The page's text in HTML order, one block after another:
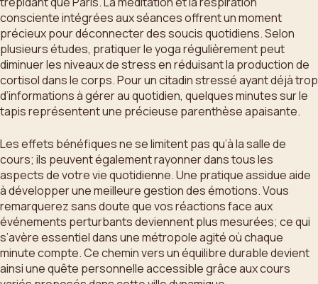
consciente intégrées aux séances offrent un moment
précieux pour déconnecter des soucis quotidiens. Selon
plusieurs études, pratiquer le yoga régulièrement peut
diminuer les niveaux de stress en réduisant la production de
cortisol dans le corps. Pour un citadin stressé ayant déjà trop
d’informations à gérer au quotidien, quelques minutes sur le
tapis représentent une précieuse parenthèse apaisante.
Les effets bénéfiques ne se limitent pas qu’à la salle de
cours; ils peuvent également rayonner dans tous les
aspects de votre vie quotidienne. Une pratique assidue aide
à développer une meilleure gestion des émotions. Vous
remarquerez sans doute que vos réactions face aux
événements perturbants deviennent plus mesurées; ce qui
s’avère essentiel dans une métropole agité où chaque
minute compte. Ce chemin vers un équilibre durable devient
ainsi une quête personnelle accessible grâce aux cours